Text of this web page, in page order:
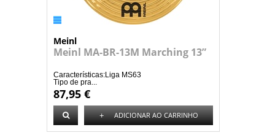
Meinl
Meinl MA-BR-13M Marching 13”
Características:Liga MS63
Tipo de pra...
87,95 €
+ ADICIONAR AO CARRINHO